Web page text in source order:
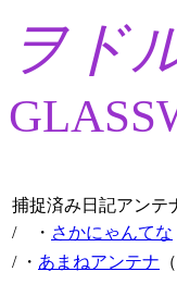
ヲド
捕捉済み日記アンテ
/ ・ さかにゃんてな
/ ・ あまねアンテナ